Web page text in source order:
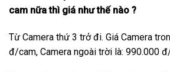
cam nữa thì giá như thế nào ?
Từ Camera thứ 3 trở đi. Giá Camera
đ/cam, Camera ngoài trời là: 990.000